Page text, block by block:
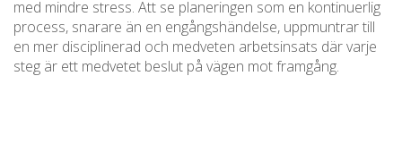
med mindre stress. Att se planeringen som en kontinuerlig
process, snarare än en engångshändelse, uppmuntrar till
en mer disciplinerad och medveten arbetsinsats där varje
steg är ett medvetet beslut på vägen mot framgång.